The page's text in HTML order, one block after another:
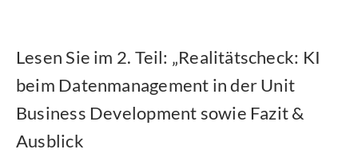
Lesen Sie im 2. Teil: „Realitätscheck: KI
beim Datenmanagement in der Unit
Business Development sowie Fazit &
Ausblick